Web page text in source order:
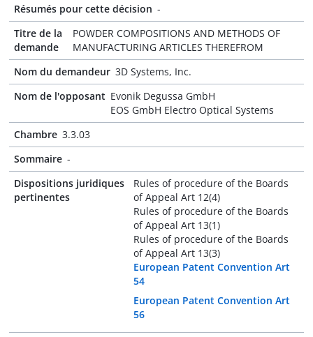
Résumés pour cette décision -
Titre de la
demande
POWDER COMPOSITIONS AND METHODS OF
MANUFACTURING ARTICLES THEREFROM
Nom du demandeur 3D Systems, Inc.
Nom de l'opposant Evonik Degussa GmbH
EOS GmbH Electro Optical Systems
Chambre 3.3.03
Sommaire -
Dispositions juridiques
pertinentes
Rules of procedure of the Boards
of Appeal Art 12(4)
Rules of procedure of the Boards
of Appeal Art 13(1)
Rules of procedure of the Boards
of Appeal Art 13(3)
European Patent Convention Art
54
European Patent Convention Art
56